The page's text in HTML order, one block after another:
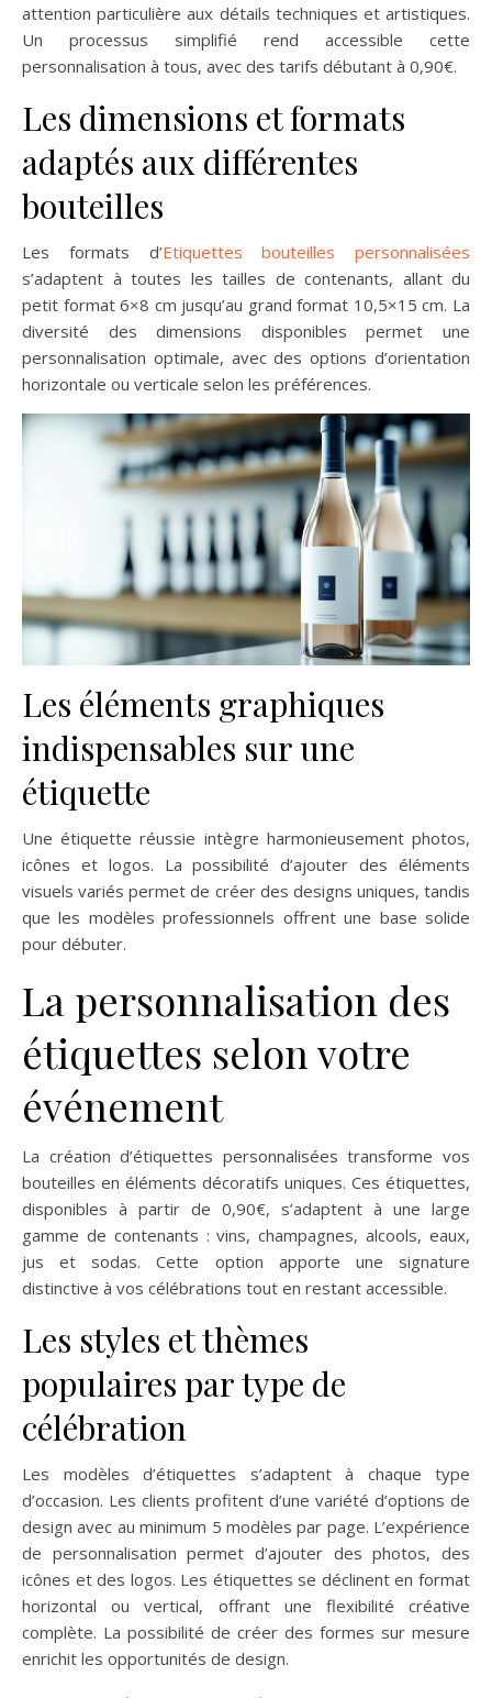
attention particulière aux détails techniques et artistiques.
Un processus simplifié rend accessible cette
personnalisation à tous, avec des tarifs débutant à 0,90€.
Les dimensions et formats
adaptés aux différentes
bouteilles
Les formats d’Etiquettes bouteilles personnalisées
s’adaptent à toutes les tailles de contenants, allant du
petit format 6×8 cm jusqu’au grand format 10,5×15 cm. La
diversité des dimensions disponibles permet une
personnalisation optimale, avec des options d’orientation
horizontale ou verticale selon les préférences.
Les éléments graphiques
indispensables sur une
étiquette
Une étiquette réussie intègre harmonieusement photos,
icônes et logos. La possibilité d’ajouter des éléments
visuels variés permet de créer des designs uniques, tandis
que les modèles professionnels offrent une base solide
pour débuter.
La personnalisation des
étiquettes selon votre
événement
La création d’étiquettes personnalisées transforme vos
bouteilles en éléments décoratifs uniques. Ces étiquettes,
disponibles à partir de 0,90€, s’adaptent à une large
gamme de contenants : vins, champagnes, alcools, eaux,
jus et sodas. Cette option apporte une signature
distinctive à vos célébrations tout en restant accessible.
Les styles et thèmes
populaires par type de
célébration
Les modèles d’étiquettes s’adaptent à chaque type
d’occasion. Les clients profitent d’une variété d’options de
design avec au minimum 5 modèles par page. L’expérience
de personnalisation permet d’ajouter des photos, des
icônes et des logos. Les étiquettes se déclinent en format
horizontal ou vertical, offrant une flexibilité créative
complète. La possibilité de créer des formes sur mesure
enrichit les opportunités de design.